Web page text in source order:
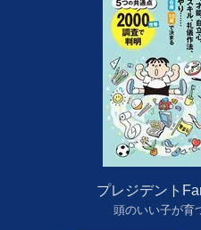
プレジデント
頭のいい子が育